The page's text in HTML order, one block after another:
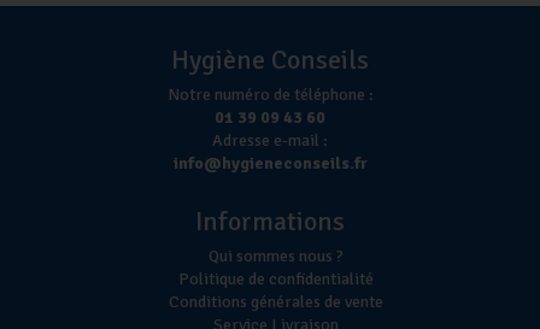
Hygiène Conseils
Notre numéro de téléphone :
01 39 09 43 60
Adresse e-mail :
info@hygieneconseils.fr
Informations
Qui sommes nous ?
Politique de confidentialité
Conditions générales de vente